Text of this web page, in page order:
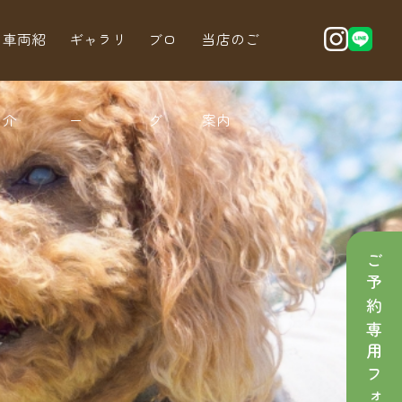
車両紹
介
ギャラリ
ー
ブロ
グ
当店のご
案内
ご予約専用フォーム